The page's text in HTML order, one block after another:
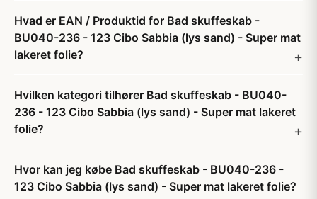
Hvad er EAN / Produktid for Bad skuffeskab -
BU040-236 - 123 Cibo Sabbia (lys sand) - Super mat
lakeret folie?
Hvilken kategori tilhører Bad skuffeskab - BU040-
236 - 123 Cibo Sabbia (lys sand) - Super mat lakeret
folie?
Hvor kan jeg købe Bad skuffeskab - BU040-236 -
123 Cibo Sabbia (lys sand) - Super mat lakeret folie?